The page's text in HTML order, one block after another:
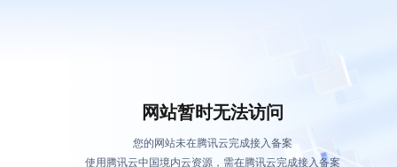
网站暂时无法访问
您的网站未在腾讯云完成接入备案
使用腾讯云中国境内云资源，需在腾讯云完成接入备案